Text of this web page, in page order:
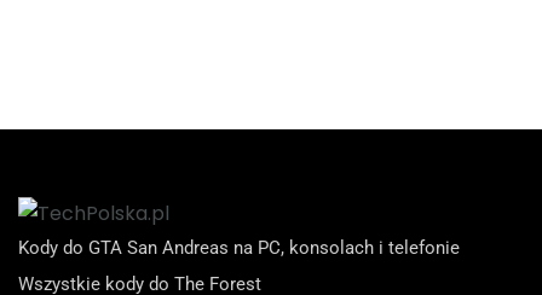
Kody do GTA San Andreas na PC, konsolach i telefonie
Wszystkie kody do The Forest